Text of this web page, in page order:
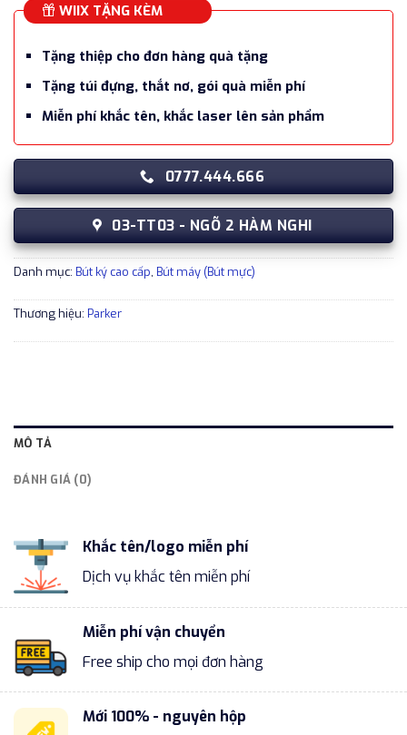
WIIX TẶNG KÈM
Tặng thiệp cho đơn hàng quà tặng
Tặng túi đựng, thắt nơ, gói quà miễn phí
Miễn phí khắc tên, khắc laser lên sản phẩm
0777.444.666
03-TT03 - NGÕ 2 HÀM NGHI
Danh mục: Bút ký cao cấp, Bút máy (Bút mực)
Thương hiệu: Parker
MÔ TẢ
ĐÁNH GIÁ (0)
Khắc tên/logo miễn phí
Dịch vụ khắc tên miễn phí
Miễn phí vận chuyển
Free ship cho mọi đơn hàng
Mới 100% - nguyên hộp